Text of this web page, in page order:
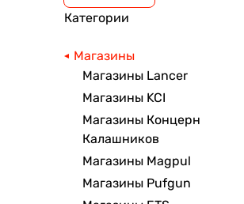
Категории
Магазины
Магазины Lancer
Магазины KCI
Магазины Концерн
Калашников
Магазины Magpul
Магазины Pufgun